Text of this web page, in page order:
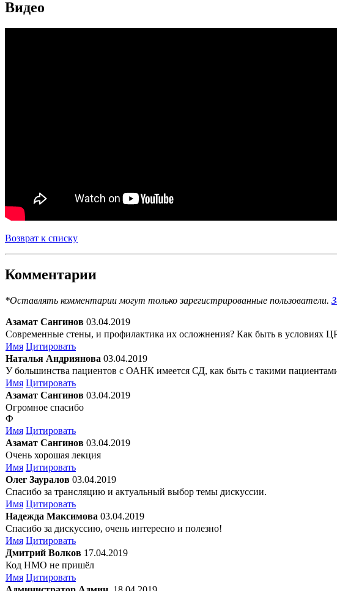
Видео
Возврат к списку
Комментарии
*Оставлять комментарии могут только зарегистрированные пользователи.
Азамат Сангинов 03.04.2019
Современные стены, и профилактика их осложнения? Как быть в условиях
Имя Цитировать
Наталья Андриянова 03.04.2019
У большинства пациентов с ОАНК имеется СД, как быть с такими
Имя Цитировать
Азамат Сангинов 03.04.2019
Огромное спасибо
Ф
Имя Цитировать
Азамат Сангинов 03.04.2019
Очень хорошая лекция
Имя Цитировать
Олег Зауралов 03.04.2019
Спасибо за трансляцию и актуальный выбор темы дискуссии.
Имя Цитировать
Надежда Максимова 03.04.2019
Спасибо за дискуссию, очень интересно и полезно!
Имя Цитировать
Дмитрий Волков 17.04.2019
Код НМО не пришёл
Имя Цитировать